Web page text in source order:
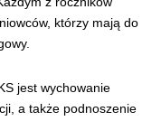
którzy mają do
jest wychowanie
a także podnoszenie